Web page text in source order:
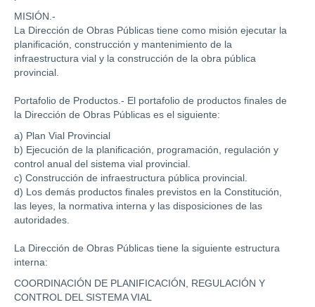
MISIÓN.-
La Dirección de Obras Públicas tiene como misión ejecutar la
planificación, construcción y mantenimiento de la
infraestructura vial y la construcción de la obra pública
provincial.
Portafolio de Productos.- El portafolio de productos finales de
la Dirección de Obras Públicas es el siguiente:
a) Plan Vial Provincial
b) Ejecución de la planificación, programación, regulación y
control anual del sistema vial provincial.
c) Construcción de infraestructura pública provincial.
d) Los demás productos finales previstos en la Constitución,
las leyes, la normativa interna y las disposiciones de las
autoridades.
La Dirección de Obras Públicas tiene la siguiente estructura
interna:
COORDINACIÓN DE PLANIFICACIÓN, REGULACIÓN Y
CONTROL DEL SISTEMA VIAL